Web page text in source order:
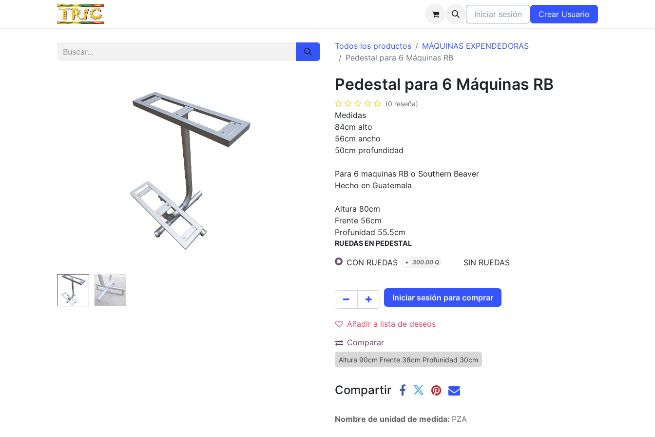
Iniciar sesión Crear Usuario
Todos los productos
MÁQUINAS EXPENDEDORAS
Pedestal para 6 Máquinas RB
Pedestal para 6 Máquinas RB
(0 reseña)
Medidas
84cm alto
56cm ancho
50cm profundidad
Para 6 maquinas RB o Southern Beaver
Hecho en Guatemala
Altura 80cm
Frente 56cm
Profunidad 55.5cm
RUEDAS EN PEDESTAL
CON RUEDAS + 300.00 Q SIN RUEDAS
Iniciar sesión para comprar
Añadir a lista de deseos
Comparar
Altura 90cm Frente 38cm Profunidad 30cm
Compartir
Nombre de unidad de medida: PZA